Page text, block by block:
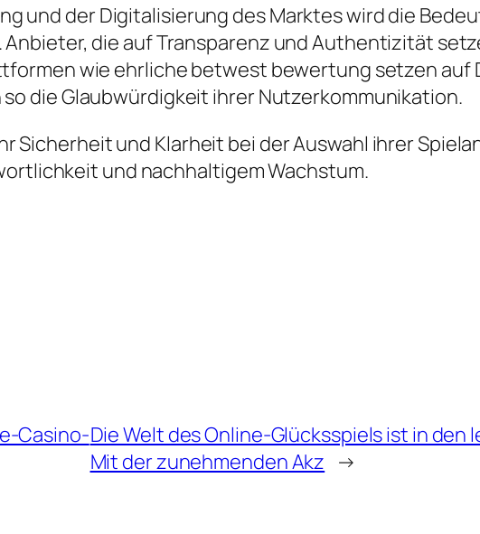
und der Digitalisierung des Marktes wird die
die auf Transparenz und Authentizität
wie ehrliche betwest bewertung setzen
die Glaubwürdigkeit ihrer Nutzerkommunikation.
Sicherheit und Klarheit bei der Auswahl ihrer
und nachhaltigem Wachstum.
Casino-Die Welt des Online-Glücksspiels ist in
Mit der zunehmenden Akz →